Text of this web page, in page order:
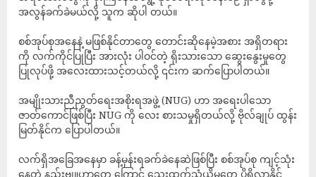
အလွန်ခက်ခဲမယ်လို့ သူက ဆိုပါ တယ်။
စစ်အုပ်စုအနေနဲ့ မဖြစ်နိုင်တာတွေ တောင်းဆိုနေမဲ့အစား အရှိတရား
ကို လက်ကိုင်ပြုပြီး အားလုံး ပါဝင်တဲ့ ရိုးသားသော ဆွေးနွေးမှုတွေ
ပြုလုပ်ဖို့ အလေးထားသင့်တယ်လို့ ၎င်းက ဆက်ပြောပါတယ်။
အမျိုးသားညီညွတ်ရေးအစိုးရအဖွဲ့ (NUG) ဟာ အရေးပါသော
ဇာတ်ကောင်ဖြစ်ပြီး NUG ကို လေး စားသမှုရှိတယ်လို့ ဗိုလ်ချုပ် ထွန်း
မြတ်နိုင်က ပြောပါတယ်။
လက်ရှိအခြေအနေမှာ ခန့်မှန်းရခက်ခဲနေဆဲဖြစ်ပြီး စစ်အုပ်စု ကျင့်သုံး
နေတဲ့ နည်းဗျူဟာတွေ ကြောင့် သွေးထွက်သံယိုမှုတွေ ပိုရှိလာနိုင်